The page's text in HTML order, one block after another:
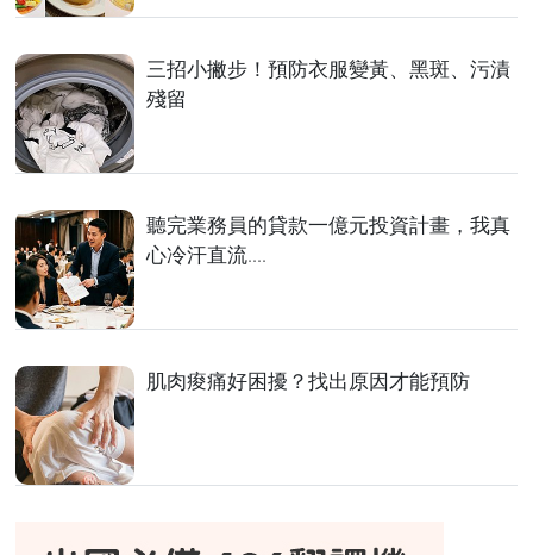
三招小撇步！預防衣服變黃、黑斑、污漬
殘留
聽完業務員的貸款一億元投資計畫，我真
心冷汗直流....
肌肉痠痛好困擾？找出原因才能預防